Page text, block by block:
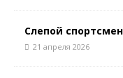
Слепой
21 апреля 2026